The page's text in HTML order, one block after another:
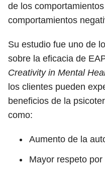
de los
comportamientos
Su estudio fue uno de
sobre la eficacia de
Creativity in Mental
los clientes pueden
beneficios de la
como:
Aumento de la
Mayor respeto